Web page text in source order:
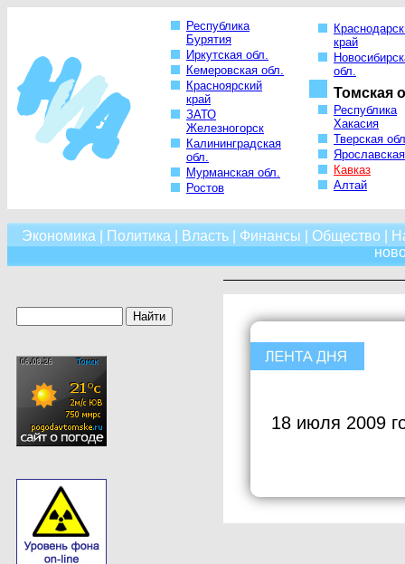
Республика
Бурятия
Иркутская обл.
Кемеровская обл.
Красноярский
край
ЗАТО
Железногорск
Калининградская
обл.
Мурманская обл.
Ростов
край
обл.
Томская
Республика
Хакасия
Тверская
Кавказ
Алтай
Экономика Политика Власть| Финансы Общество
18 июля 2009